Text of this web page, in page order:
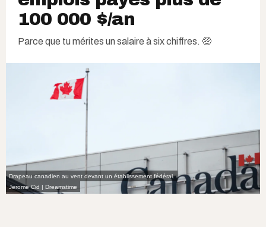
100 000 $/an
Parce que tu mérites un salaire à six chiffres. 🤑
Drapeau canadien au vent devant un établissement fédéral.
Jerome Cid | Dreamstime